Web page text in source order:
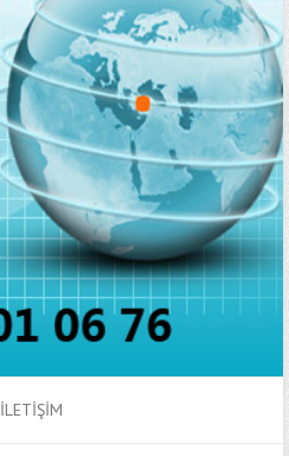
İLETİŞİM